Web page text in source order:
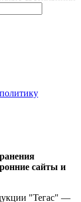
сайты и
"Тегас" —